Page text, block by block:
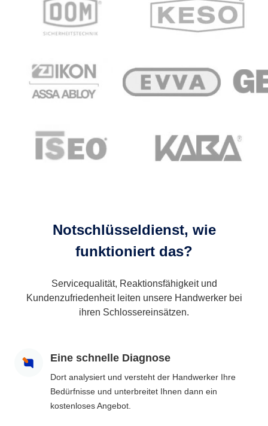
Notschlüsseldienst, wie
funktioniert das?
Servicequalität, Reaktionsfähigkeit und
Kundenzufriedenheit leiten unsere Handwerker bei
ihren Schlossereinsätzen.
Eine schnelle Diagnose
Dort analysiert und versteht der Handwerker Ihre
Bedürfnisse und unterbreitet Ihnen dann ein
kostenloses Angebot.